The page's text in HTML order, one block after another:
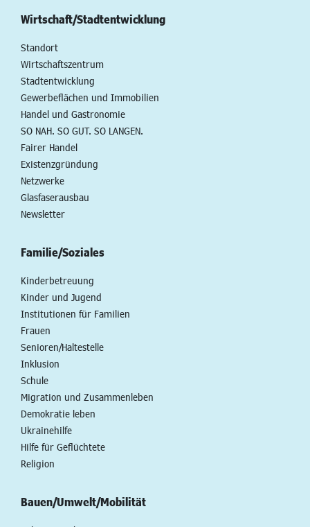
Wirtschaft/Stadtentwicklung
Standort
Wirtschaftszentrum
Stadtentwicklung
Gewerbeflächen und Immobilien
Handel und Gastronomie
SO NAH. SO GUT. SO LANGEN.
Fairer Handel
Existenzgründung
Netzwerke
Glasfaserausbau
Newsletter
Familie/Soziales
Kinderbetreuung
Kinder und Jugend
Institutionen für Familien
Frauen
Senioren/Haltestelle
Inklusion
Schule
Migration und Zusammenleben
Demokratie leben
Ukrainehilfe
Hilfe für Geflüchtete
Religion
Bauen/Umwelt/Mobilität